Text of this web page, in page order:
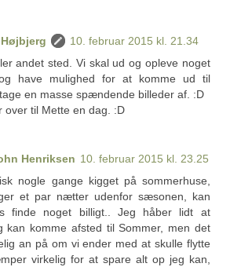
10. februar 2015 kl. 21.34
andet sted. Vi skal ud og opleve noget
have mulighed for at komme ud til
en masse spændende billeder af. :D
over til Mette en dag. :D
Henriksen 10. februar 2015 kl. 23.25
nogle gange kigget på sommerhuse,
et par nætter udenfor sæsonen, kan
finde noget billigt.. Jeg håber lidt at
kan komme afsted til Sommer, men det
an på om vi ender med at skulle flytte
virkelig for at spare alt op jeg kan,